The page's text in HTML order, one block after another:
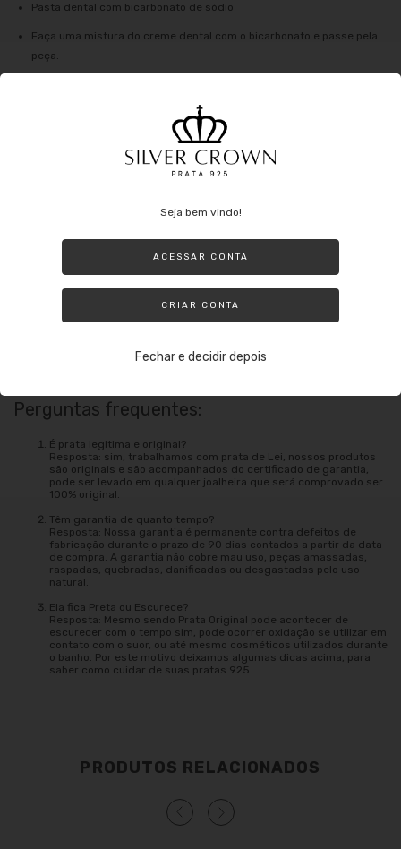
Pasta dental com bicarbonato de sódio
Faça uma mistura do creme dental com o bicarbonato e passe pela
peça.
um detergente neutro, por fim secar com uma flanela mágica, desta
forma irá voltar o brilho da prata.
mesmo suor o qual oxida a peça e utilizar a jóia durante o banho.
Perguntas frequentes:
É prata legitima e original?
Resposta: sim, trabalhamos com prata de Lei, nossos produtos
são originais e são acompanhados do certificado de garantia,
pode ser levado em qualquer joalheira que será comprovado ser
100% original.
Têm garantia de quanto tempo?
Resposta: Nossa garantia é permanente contra defeitos de
fabricação durante o prazo de 90 dias contados a partir da data
de compra. A garantia não cobre mau uso, peças amassadas,
raspadas, quebradas, danificadas ou desgastadas pelo uso
natural.
Ela fica Preta ou Escurece?
Resposta: Mesmo sendo Prata Original pode acontecer de
escurecer com o tempo sim, pode ocorrer oxidação se utilizar em
contato com o suor, ou até mesmo cosméticos utilizados durante
o banho. Por este motivo deixamos algumas dicas acima, para
saber como cuidar de suas pratas 925.
PRODUTOS RELACIONADOS
Seja bem vindo!
ACESSAR CONTA
CRIAR CONTA
Fechar e decidir depois